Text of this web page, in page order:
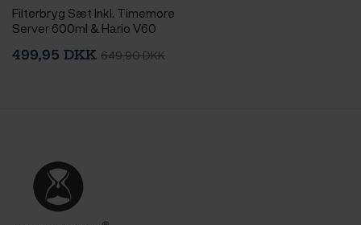
Filterbryg Sæt Inkl. Timemore
Server 600ml & Hario V60
Keramik 2 Kop. Hvid & 100
499,95 DKK 649,90 DKK